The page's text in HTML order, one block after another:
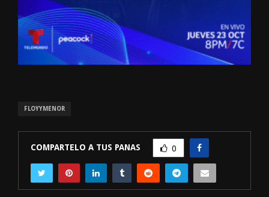
FLOYYMENOR
COMPARTELO A TUS PANAS 0